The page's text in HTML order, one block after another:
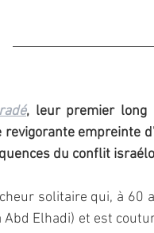
, leur premier long
empreinte
du conflit
solitaire qui, à 60
Elhadi) et est